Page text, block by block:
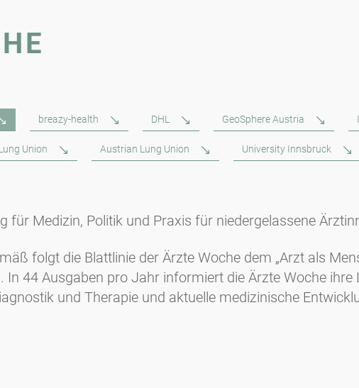
breazy-health DHL GeoSphere Austria
Union Austrian Lung Union University Innsbruck
für Medizin, Politik und Praxis für niedergelassene
folgt die Blattlinie der Ärzte Woche dem „Arzt als
In 44 Ausgaben pro Jahr informiert die Ärzte Woche
und Therapie und aktuelle medizinische